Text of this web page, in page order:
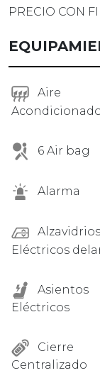
PRECIO CON
6 Air bag
Alarma
Eléctricos
Eléctricos
Centralizado